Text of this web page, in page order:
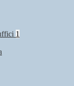
1